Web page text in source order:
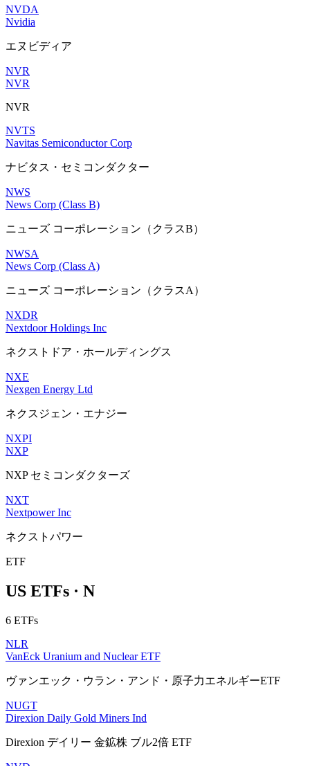
NVDA
Nvidia
エヌビディア
NVR
NVR
NVR
NVTS
Navitas Semiconductor Corp
ナビタス・セミコンダクター
NWS
News Corp (Class B)
ニューズ コーポレーション（クラスB）
NWSA
News Corp (Class A)
ニューズ コーポレーション（クラスA）
NXDR
Nextdoor Holdings Inc
ネクストドア・ホールディングス
NXE
Nexgen Energy Ltd
ネクスジェン・エナジー
NXPI
NXP
NXP セミコンダクターズ
NXT
Nextpower Inc
ネクストパワー
ETF
US ETFs · N
6 ETFs
NLR
VanEck Uranium and Nuclear ETF
ヴァンエック・ウラン・アンド・原子力エネルギーETF
NUGT
Direxion Daily Gold Miners Ind
Direxion デイリー 金鉱株 ブル2倍 ETF